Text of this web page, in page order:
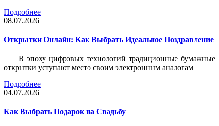
Подробнее
08.07.2026
Открытки Онлайн: Как Выбрать Идеальное Поздравление
В эпоху цифровых технологий традиционные бумажные
открытки уступают место своим электронным аналогам
Подробнее
04.07.2026
Как Выбрать Подарок на Свадьбу